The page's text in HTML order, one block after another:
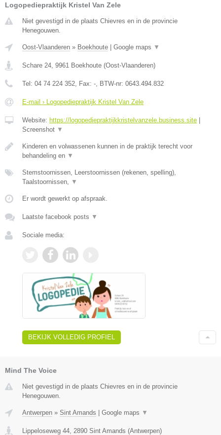
Logopediepraktijk Kristel Van Zele
Niet gevestigd in de plaats Chievres en in de provincie
Henegouwen.
Oost-Vlaanderen » Boekhoute | Google maps ▼
Schare 24 9961 Boekhoute (Oost-Vlaanderen)
Tel: 04 74 224 352 , Fax: - , BTW-nr: 0643.494.832
E-mail › Logopediepraktijk Kristel Van Zele
Website: https://logopediepraktijkkristelvanzele.business.site |
Screenshot ▼
Kinderen en volwassenen kunnen in de praktijk terecht voor
behandeling en ▼
Stemstoornissen, Leerstoornissen (rekenen, spelling),
Taalstoornissen,
▼
Er wordt gewerkt op afspraak.
Laatste facebook posts ▼
Sociale media:
BEKIJK VOLLEDIG PROFIEL
Mind The Voice
Niet gevestigd in de plaats Chievres en in de provincie
Henegouwen.
Antwerpen » Sint Amands Google maps ▼
Lippeloseweg 44 2890 Sint Amands (Antwerpen)